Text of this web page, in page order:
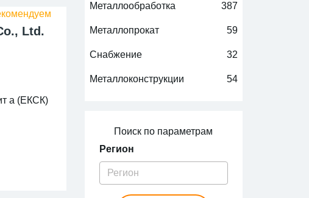
Ltd.
а (ЕКСК)
Металлообработка 387
Металлопрокат 59
Снабжение 32
Металлоконструкции 54
Поиск по параметрам
Регион